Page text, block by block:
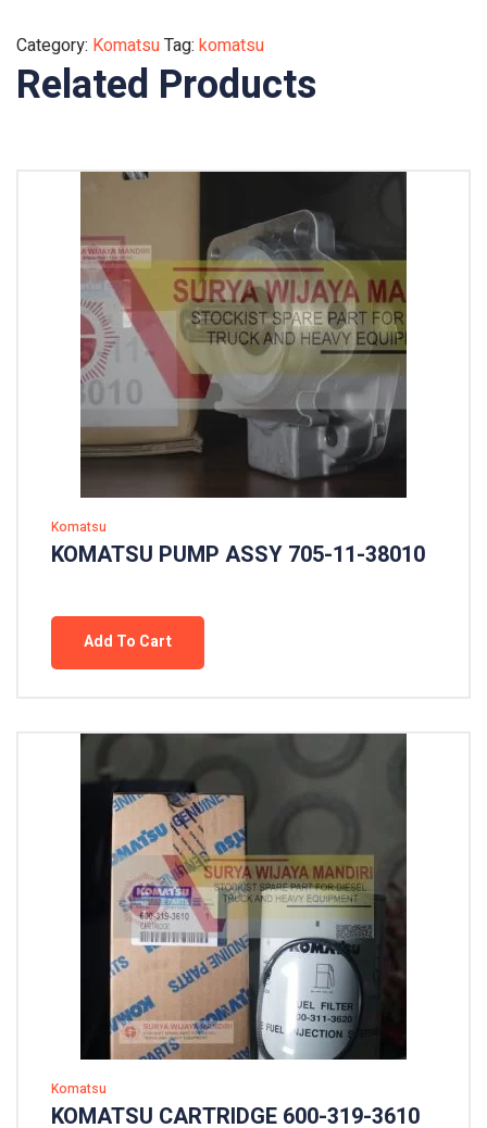
Category: KomatsuTag: komatsu
Related Products
Komatsu
KOMATSU PUMP ASSY 705-11-38010
Add To Cart
Komatsu
KOMATSU CARTRIDGE 600-319-3610